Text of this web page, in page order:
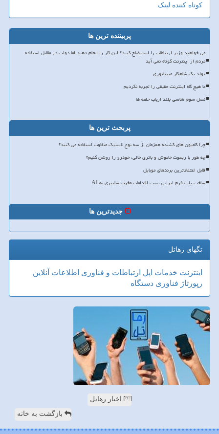
کوتاه کننده لینک
پربیننده ترین ها
می خواهید وزیر ارتباطات را استیضاح کنید؟ این کار را انجام دهید اما دولت در مقابل استفاده
مردم از اینترنت کوتاه نمی آید
تولد یک شاهکار مینیاتوری
ما هیچ گاه اینترنت حقیقی را تجربه نکردیم
نسل سوم شاسی بلند ارباب حلقه ها
پربحث ترین ها
چرا کامیون های کشنده همزمان از سه نوع لاستیک متفاوت استفاده می کنند؟
چه طور با ریموت خاموش و باتری خالی، خودرو را روشن کنیم؟
قابل اعتمادترین برندهای موبایل
ساخت پلت فرم ایرانی تست اقدامات مخرب سایبری به AI
جدیدترین ها
تگهای رهاتل
اینترنت خدمات اپل ارتباطات و فناوری اطلاعات آنلاین
رپورتاژ فناوری دستگاه
اخبار رهاتل
بازگشت به خانه